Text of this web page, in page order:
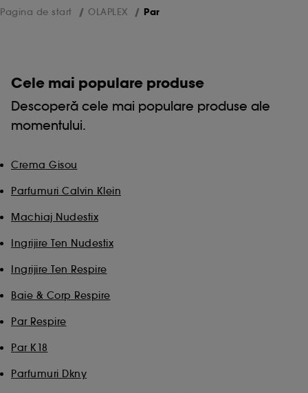
Pagina de start OLAPLEX Par
Cele mai populare produse
Descoperă cele mai populare produse ale
momentului.
Crema Gisou
Parfumuri Calvin Klein
Machiaj Nudestix
Ingrijire Ten Nudestix
Ingrijire Ten Respire
Baie & Corp Respire
Par Respire
Par K18
Parfumuri Dkny